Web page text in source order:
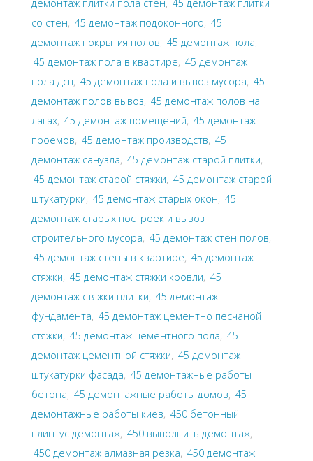
демонтаж плитки пола стен, 45 демонтаж плитки
со стен, 45 демонтаж подоконного, 45
демонтаж покрытия полов, 45 демонтаж пола,
45 демонтаж пола в квартире, 45 демонтаж
пола дсп, 45 демонтаж пола и вывоз мусора, 45
демонтаж полов вывоз, 45 демонтаж полов на
лагах, 45 демонтаж помещений, 45 демонтаж
проемов, 45 демонтаж производств, 45
демонтаж санузла, 45 демонтаж старой плитки,
45 демонтаж старой стяжки, 45 демонтаж старой
штукатурки, 45 демонтаж старых окон, 45
демонтаж старых построек и вывоз
строительного мусора, 45 демонтаж стен полов,
45 демонтаж стены в квартире, 45 демонтаж
стяжки, 45 демонтаж стяжки кровли, 45
демонтаж стяжки плитки, 45 демонтаж
фундамента, 45 демонтаж цементно песчаной
стяжки, 45 демонтаж цементного пола, 45
демонтаж цементной стяжки, 45 демонтаж
штукатурки фасада, 45 демонтажные работы
бетона, 45 демонтажные работы домов, 45
демонтажные работы киев, 450 бетонный
плинтус демонтаж, 450 выполнить демонтаж,
450 демонтаж алмазная резка, 450 демонтаж